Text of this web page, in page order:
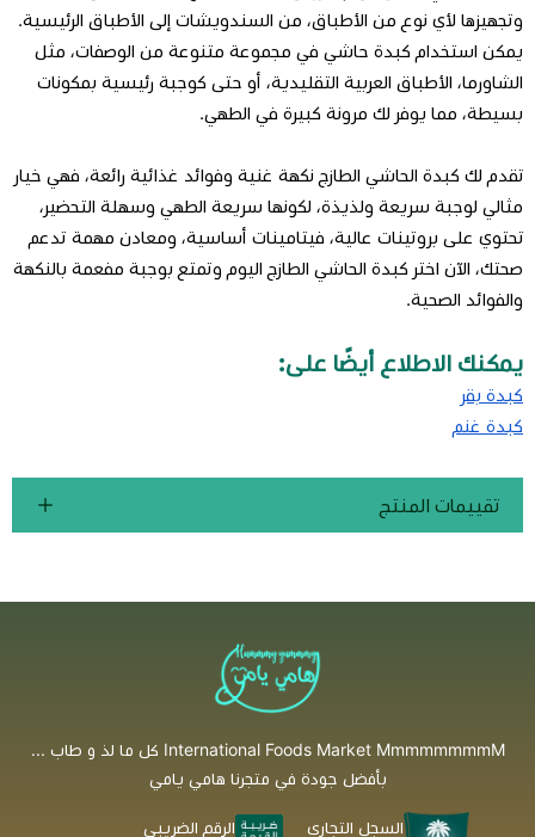
وتجهيزها لأي نوع من الأطباق، من السندويشات إلى الأطباق الرئيسية.
يمكن استخدام كبدة حاشي في مجموعة متنوعة من الوصفات، مثل
الشاورما، الأطباق العربية التقليدية، أو حتى كوجبة رئيسية بمكونات
بسيطة، مما يوفر لك مرونة كبيرة في الطهي.
تقدم لك كبدة الحاشي الطازج نكهة غنية وفوائد غذائية رائعة، فهي خيار
مثالي لوجبة سريعة ولذيذة، لكونها سريعة الطهي وسهلة التحضير،
تحتوي على بروتينات عالية، فيتامينات أساسية، ومعادن مهمة تدعم
صحتك، الآن اختر كبدة الحاشي الطازج اليوم وتمتع بوجبة مفعمة بالنكهة
والفوائد الصحية.
يمكنك الاطلاع أيضًا على:
كبدة بقر
كبدة غنم
تقييمات المنتج
International Foods Market MmmmmmmmM كل ما لذ و طاب ...
بأفضل جودة في متجرنا هامي يامي
السجل التجاري
الرقم الضريبي